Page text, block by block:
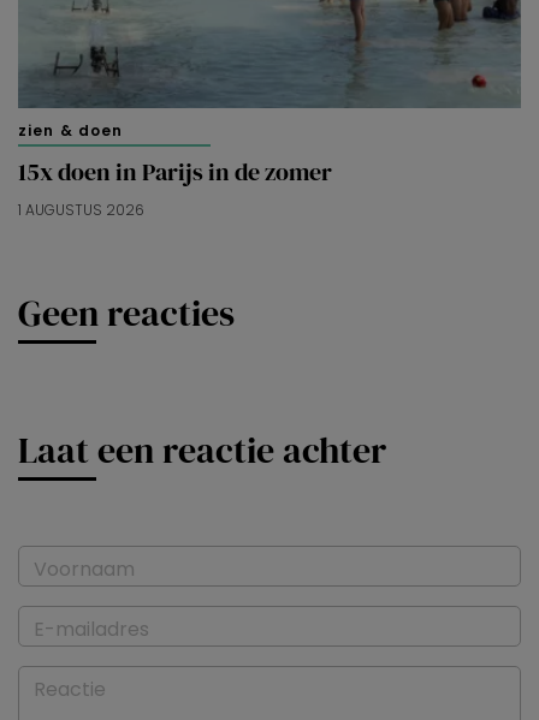
zien & doen
15x doen in Parijs in de zomer
1 AUGUSTUS 2026
Geen reacties
Laat een reactie achter
Voornaam
E-mailadres
Reactie